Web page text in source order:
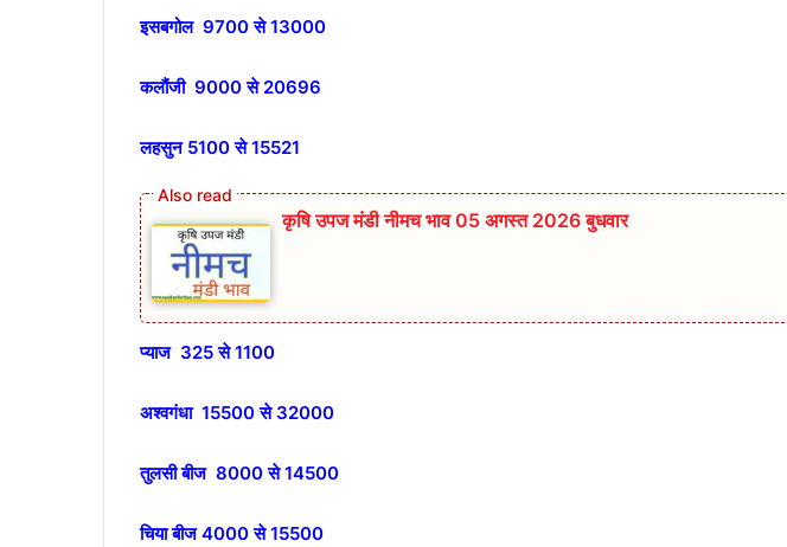
इसबगोल 9700 से 13000
कलौंजी 9000 से 20696
लहसुन 5100 से 15521
कृषि उपज मंडी नीमच भाव 05 अगस्त 2026 बुधवार
प्याज 325 से 1100
अश्वगंधा 15500 से 32000
तुलसी बीज 8000 से 14500
चिया बीज 4000 से 15500